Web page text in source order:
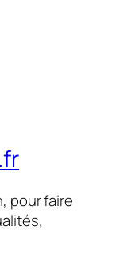
pour faire